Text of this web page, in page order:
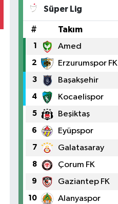
Süper Lig
# Takım
1 Amed
2 Erzurumspor FK
3 Başakşehir
4 Kocaelispor
5 Beşiktaş
6 Eyüpspor
7 Galatasaray
8 Çorum FK
9 Gaziantep FK
10 Alanyaspor